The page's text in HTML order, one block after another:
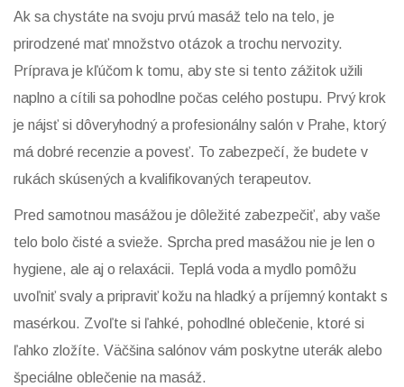
Ak sa chystáte na svoju prvú masáž telo na telo, je
prirodzené mať množstvo otázok a trochu nervozity.
Príprava je kľúčom k tomu, aby ste si tento zážitok užili
naplno a cítili sa pohodlne počas celého postupu. Prvý krok
je nájsť si dôveryhodný a profesionálny salón v Prahe, ktorý
má dobré recenzie a povesť. To zabezpečí, že budete v
rukách skúsených a kvalifikovaných terapeutov.
Pred samotnou masážou je dôležité zabezpečiť, aby vaše
telo bolo čisté a svieže. Sprcha pred masážou nie je len o
hygiene, ale aj o relaxácii. Teplá voda a mydlo pomôžu
uvoľniť svaly a pripraviť kožu na hladký a príjemný kontakt s
masérkou. Zvoľte si ľahké, pohodlné oblečenie, ktoré si
ľahko zložíte. Väčšina salónov vám poskytne uterák alebo
špeciálne oblečenie na masáž.